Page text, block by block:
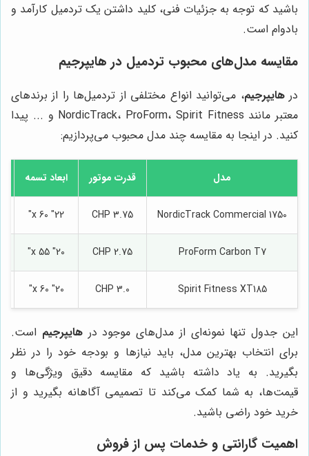
باشید که توجه به جزئیات فنی، کلید داشتن یک تردمیل کارآمد و
بادوام است.
مقایسه مدل‌های محبوب تردمیل در هایپرجیم
درهایپرجیم، می‌توانید انواع مختلفی از تردمیل‌ها را از برندهای
معتبر مانند NordicTrack، ProForm، Spirit Fitness و ... پیدا
کنید. در اینجا به مقایسه چند مدل محبوب می‌پردازیم:
مدل قدرت موتور ابعاد تسمه
NordicTrack Commercial 1750
3.75 CHP
22" x 60"
ProForm Carbon T7
2.75 CHP
20" x 55"
Spirit Fitness XT185
3.0 CHP
20" x 60"
این جدول تنها نمونه‌ای از مدل‌های موجود درهایپرجیم است.
برای انتخاب بهترین مدل، باید نیازها و بودجه خود را در نظر
بگیرید. به یاد داشته باشید که مقایسه دقیق ویژگی‌ها و
قیمت‌ها، به شما کمک می‌کند تا تصمیمی آگاهانه بگیرید و از
خرید خود راضی باشید.
اهمیت گارانتی و خدمات پس از فروش